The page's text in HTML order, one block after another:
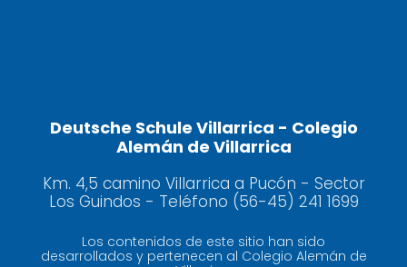
Deutsche Schule Villarrica - Colegio
Alemán de Villarrica
Km. 4,5 camino Villarrica a Pucón - Sector
Los Guindos - Teléfono (56-45) 241 1699
Los contenidos de este sitio han sido
desarrollados y pertenecen al Colegio Alemán de